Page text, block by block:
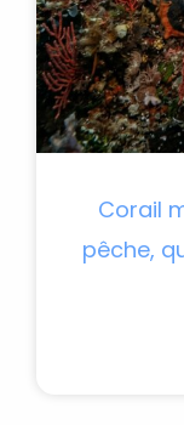
Corail
pêche,